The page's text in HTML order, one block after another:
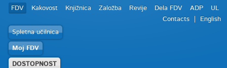
FDV Kakovost Knjižnica Založba Revije Dela FDV ADP
UL
Contacts
English
Spletna učilnica
Moj FDV
DOSTOPNOST